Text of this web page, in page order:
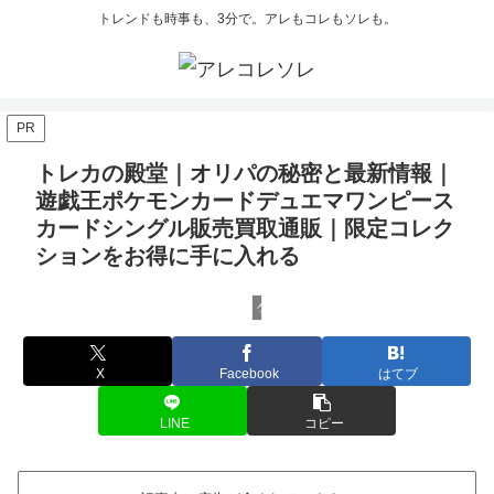
トレンドも時事も、3分で。アレもコレもソレも。
PR
トレカの殿堂｜オリパの秘密と最新情報｜
遊戯王ポケモンカードデュエマワンピース
カードシングル販売買取通販｜限定コレク
ションをお得に手に入れる
ゲーム
X Facebook はてブ
LINE コピー